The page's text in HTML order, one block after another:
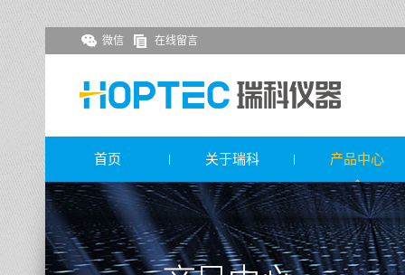
微信 在线留言
首页 关于瑞科 产品中心